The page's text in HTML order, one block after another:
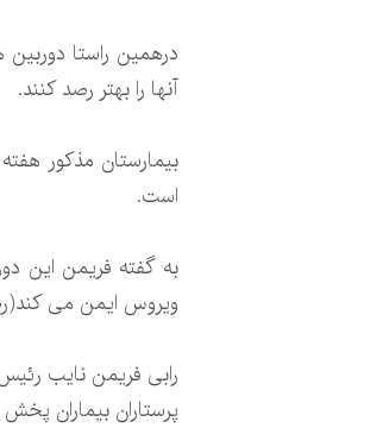
آنها را بهتر رصد کنند.
بیمارستان مذکور
است.
به گفته فریمن این
ویروس ایمن می
رابی فریمن نایب
پرستاران بیماران